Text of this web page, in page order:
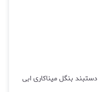
دستبند بنگل میناکاری ابی